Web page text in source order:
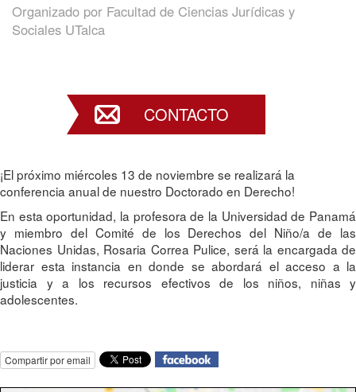
Organizado por Facultad de Ciencias Jurídicas y
Sociales UTalca
CONTACTO
¡El próximo miércoles 13 de noviembre se realizará la
conferencia anual de nuestro Doctorado en Derecho!
En esta oportunidad, la profesora de la Universidad de Panamá
y miembro del Comité de los Derechos del Niño/a de las
Naciones Unidas, Rosaria Correa Pulice, será la encargada de
liderar esta instancia en donde se abordará el acceso a la
justicia y a los recursos efectivos de los niños, niñas y
adolescentes.
Compartir por email